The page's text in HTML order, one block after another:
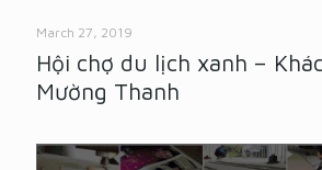
March 27, 2019
Hội chợ du lịch xanh –
Mường Thanh